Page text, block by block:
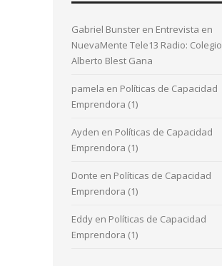
Gabriel Bunster en Entrevista en
NuevaMente Tele13 Radio: Colegio
Alberto Blest Gana
pamela en Políticas de Capacidad
Emprendora (1)
Ayden en Políticas de Capacidad
Emprendora (1)
Donte en Políticas de Capacidad
Emprendora (1)
Eddy en Políticas de Capacidad
Emprendora (1)